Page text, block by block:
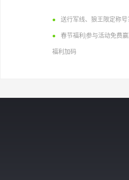
● 送行军线、狼王限定称
● 春节福利|参与活动免费
福利加码